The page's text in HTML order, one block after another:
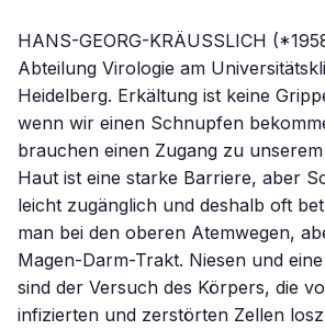
HANS-GEORG-KRÄUSSLICH
Abteilung Virologie am
Heidelberg. Erkältung ist keine
wenn wir einen Schnupfen
brauchen einen Zugang zu
Haut ist eine starke Barriere, aber
leicht zugänglich und deshalb oft
man bei den oberen Atemwegen,
Magen-Darm-Trakt. Niesen und
sind der Versuch des Körpers, die
infizierten und zerstörten Zellen